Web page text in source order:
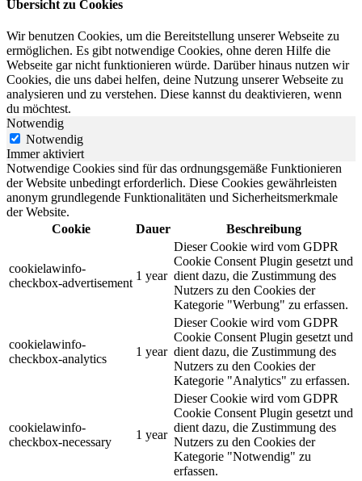
Übersicht zu Cookies
Wir benutzen Cookies, um die Bereitstellung unserer Webseite zu
ermöglichen. Es gibt notwendige Cookies, ohne deren Hilfe die
Webseite gar nicht funktionieren würde. Darüber hinaus nutzen wir
Cookies, die uns dabei helfen, deine Nutzung unserer Webseite zu
analysieren und zu verstehen. Diese kannst du deaktivieren, wenn
du möchtest.
Notwendig
Notwendig
Immer aktiviert
Notwendige Cookies sind für das ordnungsgemäße Funktionieren
der Website unbedingt erforderlich. Diese Cookies gewährleisten
anonym grundlegende Funktionalitäten und Sicherheitsmerkmale
der Website.
Cookie
Dauer Beschreibung
cookielawinfo-
checkbox-advertisement
1 year
Dieser Cookie wird vom GDPR
Cookie Consent Plugin gesetzt und
dient dazu, die Zustimmung des
Nutzers zu den Cookies der
Kategorie "Werbung" zu erfassen.
cookielawinfo-
checkbox-analytics
1 year
Dieser Cookie wird vom GDPR
Cookie Consent Plugin gesetzt und
dient dazu, die Zustimmung des
Nutzers zu den Cookies der
Kategorie "Analytics" zu erfassen.
cookielawinfo-
checkbox-necessary
1 year
Dieser Cookie wird vom GDPR
Cookie Consent Plugin gesetzt und
dient dazu, die Zustimmung des
Nutzers zu den Cookies der
Kategorie "Notwendig" zu
erfassen.